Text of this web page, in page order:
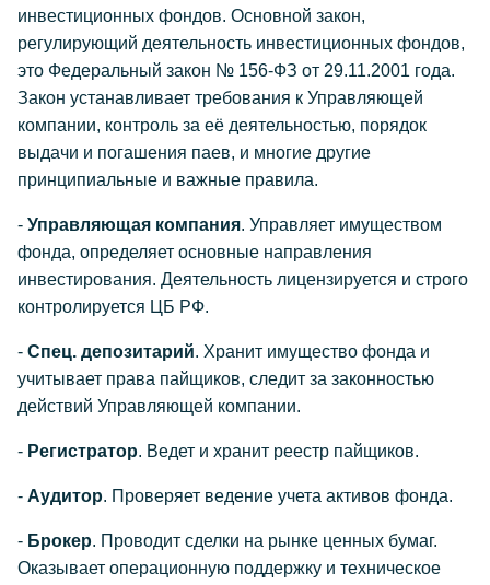
инвестиционных фондов. Основной закон,
регулирующий деятельность инвестиционных фондов,
это Федеральный закон № 156-ФЗ от 29.11.2001 года.
Закон устанавливает требования к Управляющей
компании, контроль за её деятельностью, порядок
выдачи и погашения паев, и многие другие
принципиальные и важные правила.
- Управляющая компания. Управляет имуществом
фонда, определяет основные направления
инвестирования. Деятельность лицензируется и строго
контролируется ЦБ РФ.
- Спец. депозитарий. Хранит имущество фонда и
учитывает права пайщиков, следит за законностью
действий Управляющей компании.
- Регистратор. Ведет и хранит реестр пайщиков.
- Аудитор. Проверяет ведение учета активов фонда.
- Брокер. Проводит сделки на рынке ценных бумаг.
Оказывает операционную поддержку и техническое